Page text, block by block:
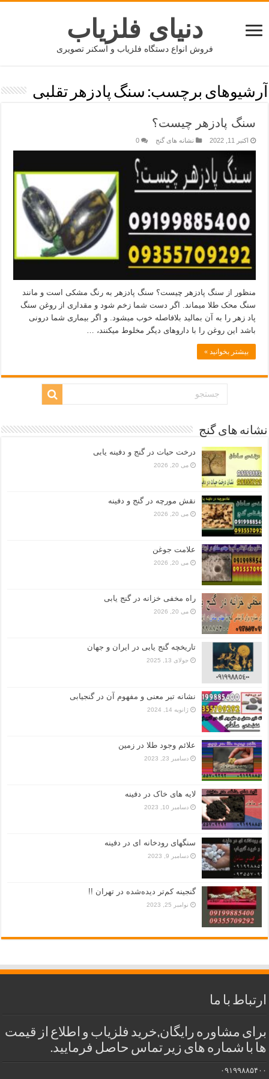
دنیای فلزیاب
فروش انواع دستگاه فلزیاب و اسکنر تصویری
آرشیوهای برچسب: سنگ پادزهر تقلبی
سنگ پادزهر چیست؟
اکتبر 11, 2022 نشانه های گنج 0
منظور از سنگ پادزهر چیست؟ سنگ پادزهر به رنگ مشکی است و مانند
سنگ محک طلا میماند. اگر دست شما زخم شود و مقداری از روغن سنگ
پاد زهر را به آن بمالید بلافاصله خوب میشود. و اگر بیماری شما درونی
باشد این روغن را با داروهای دیگر مخلوط میکنند، …
بیشتر بخوانید »
نشانه های گنج
درخت حیات در گنج و دفینه یابی
می 20, 2026
نقش مورچه در گنج و دفینه
می 20, 2026
علامت جوغن
می 20, 2026
راه مخفی خزانه در گنج یابی
می 20, 2026
تاریخچه گنج‌ یابی در ایران و جهان
جولای 13, 2025
نشانه تبر معنی و مفهوم آن در گنجیابی
ژانویه 14, 2024
علائم وجود طلا در زمین
دسامبر 23, 2023
لایه های خاک در دفینه
دسامبر 10, 2023
سنگهای رودخانه ای در دفینه
دسامبر 9, 2023
گنجینه کم‌تر دیده‌شده در تهران !!
نوامبر 25, 2023
ارتباط با ما
برای مشاوره رایگان,خرید فلزیاب و اطلاع از قیمت
ها با شماره های زیر تماس حاصل فرمایید.
۰۹۱۹۹۸۸۵۴۰۰